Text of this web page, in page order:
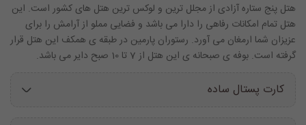
هتل پنج ستاره آزادی از مجلل ترین و لوکس ترین هتل های کشور است. این
هتل تمام امکانات رفاهی را دارا می باشد و فضایی مملو از آرامش را برای
عزیزان شما ارمغان می آورد. رستوران پارمین در طبقه ی همکف این هتل قرار
گرفته است. بوفه ی صبحانه ی این هتل از 7 تا 10 صبح دایر می باشد.
کارت پستال ساده